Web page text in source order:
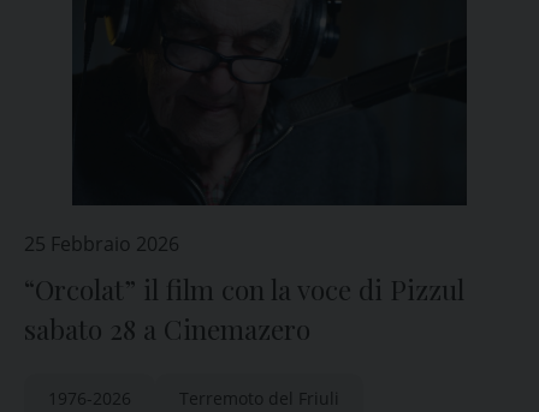
25 Febbraio 2026
“Orcolat” il film con la voce di Pizzul
sabato 28 a Cinemazero
1976-2026 Terremoto del Friuli